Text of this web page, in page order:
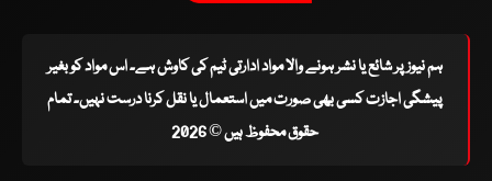
ہم نیوز پر شائع یا نشر ہونے والا مواد ادارتی ٹیم کی کاوش ہے۔ اس مواد کو بغیر
پیشگی اجازت کسی بھی صورت میں استعمال یا نقل کرنا درست نہیں۔ تمام
حقوق محفوظ ہیں © 2026